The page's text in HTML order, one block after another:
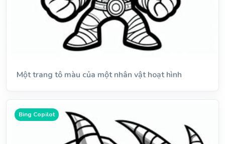
Một trang tô màu của một nhân vật hoạt hình
Bing Copilot